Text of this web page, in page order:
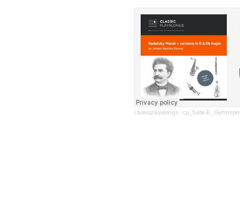
classicplayalongs·cp_Satie-